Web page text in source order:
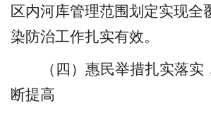
区内河库管理范围划定实现全
染防治工作扎实有效。
（四）惠民举措扎实落
断提高